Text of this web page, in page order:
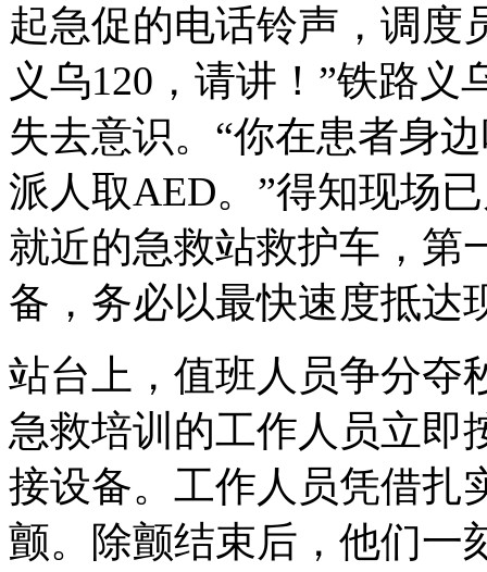
起急促的电话铃声，调度
义乌120，请讲！”铁路
失去意识。“你在患者身
派人取AED。”得知现场
就近的急救站救护车，第
备，务必以最快速度抵达
站台上，值班人员争分夺
急救培训的工作人员立即
接设备。工作人员凭借扎
颤。除颤结束后，他们一